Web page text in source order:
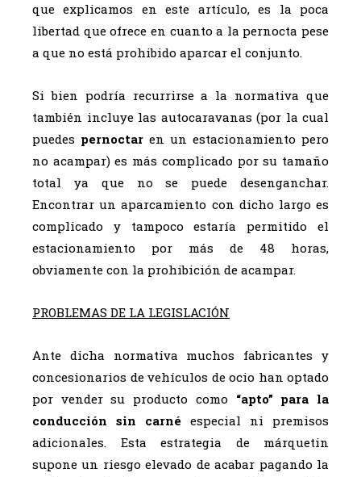
que explicamos en este artículo, es la poca
libertad que ofrece en cuanto a la pernocta pese
a que no está prohibido aparcar el conjunto.
Si bien podría recurrirse a la normativa que
también incluye las autocaravanas (por la cual
puedes pernoctar en un estacionamiento pero
no acampar) es más complicado por su tamaño
total ya que no se puede desenganchar.
Encontrar un aparcamiento con dicho largo es
complicado y tampoco estaría permitido el
estacionamiento por más de 48 horas,
obviamente con la prohibición de acampar.
PROBLEMAS DE LA LEGISLACIÓN
Ante dicha normativa muchos fabricantes y
concesionarios de vehículos de ocio han optado
por vender su producto como “apto” para la
conducción sin carné especial ni premisos
adicionales. Esta estrategia de márquetin
supone un riesgo elevado de acabar pagando la